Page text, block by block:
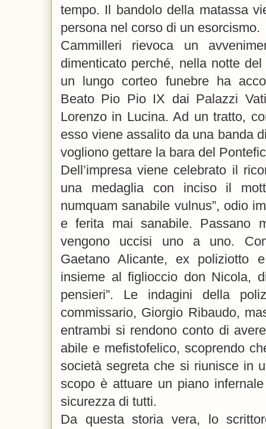
tempo. Il bandolo della matassa
persona nel corso di un esorcismo.
Cammilleri rievoca un
dimenticato perché, nella notte
un lungo corteo funebre ha
Beato Pio Pio IX dai Palazzi
Lorenzo in Lucina. Ad un tratto,
esso viene assalito da una banda
vogliono gettare la bara del
Dell’impresa viene celebrato il
una medaglia con inciso il
numquam sanabile vulnus”, odio
e ferita mai sanabile. Passano
vengono uccisi uno a uno.
Gaetano Alicante, ex poliziotto
insieme al figlioccio don Nicola,
pensieri”. Le indagini della
commissario, Giorgio Ribaudo,
entrambi si rendono conto di
abile e mefistofelico, scoprendo
società segreta che si riunisce in
scopo è attuare un piano
sicurezza di tutti.
Da questa storia vera, lo